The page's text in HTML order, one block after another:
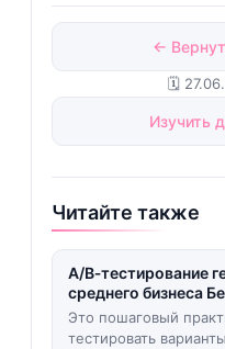
←
🗓️
Изучить
Читайте также
A/B‑тестирование
среднего бизнеса
Это пошаговый
тестировать